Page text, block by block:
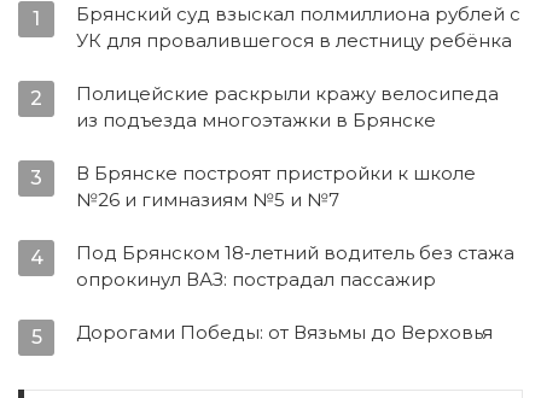
1
Брянский суд взыскал полмиллиона рублей с
УК для провалившегося в лестницу ребёнка
2
Полицейские раскрыли кражу велосипеда
из подъезда многоэтажки в Брянске
3
В Брянске построят пристройки к школе
№26 и гимназиям №5 и №7
4
Под Брянском 18-летний водитель без стажа
опрокинул ВАЗ: пострадал пассажир
5 Дорогами Победы: от Вязьмы до Верховья